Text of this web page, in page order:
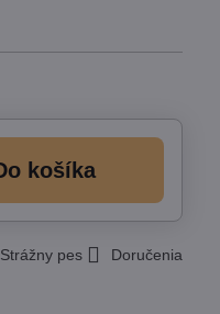
Do košíka
Strážny pes Doručenia